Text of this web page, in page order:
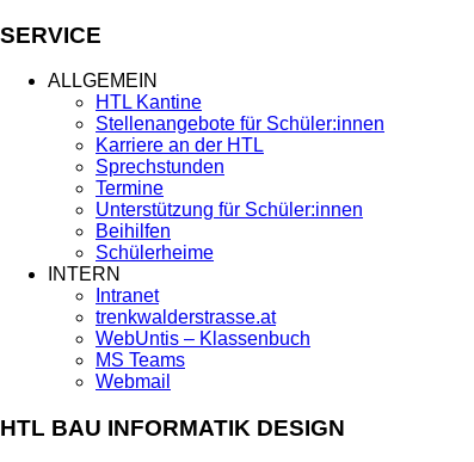
SERVICE
ALLGEMEIN
HTL Kantine
Stellenangebote für Schüler:innen
Karriere an der HTL
Sprechstunden
Termine
Unterstützung für Schüler:innen
Beihilfen
Schülerheime
INTERN
Intranet
trenkwalderstrasse.at
WebUntis – Klassenbuch
MS Teams
Webmail
HTL BAU INFORMATIK DESIGN